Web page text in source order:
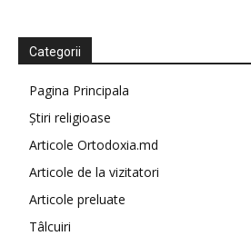
Categorii
Pagina Principala
Știri religioase
Articole Ortodoxia.md
Articole de la vizitatori
Articole preluate
Tâlcuiri